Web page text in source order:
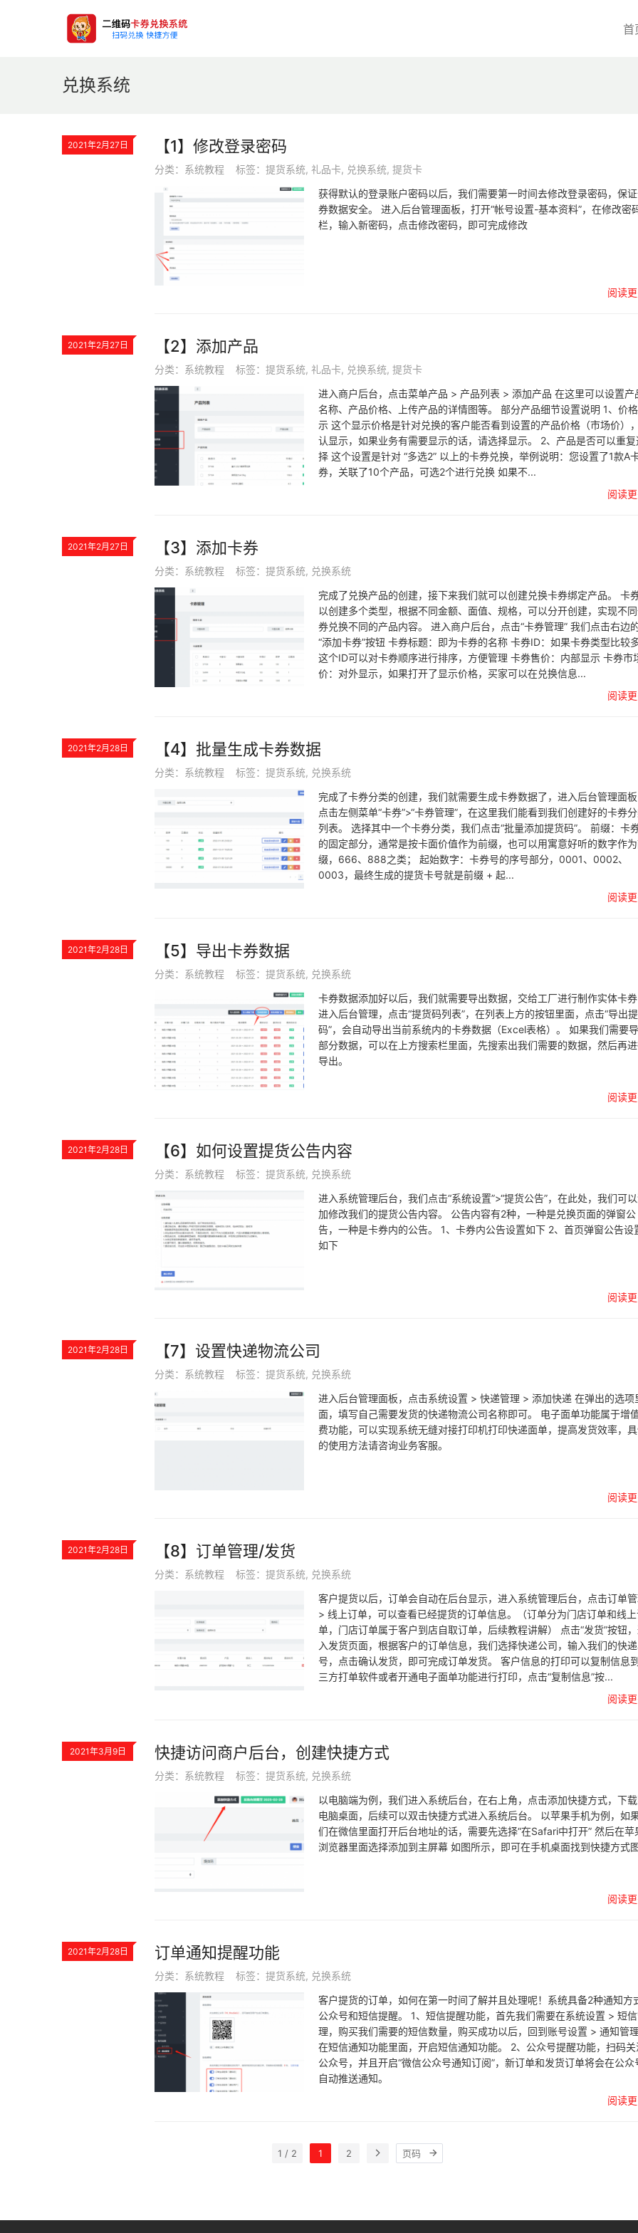
首
兑换系统
2021年2月27日 【1】修改登录密码
分类： 系统教程 标签： 提货系统, 礼品卡, 兑换系统, 提货卡
获得默认的登录账户密码以后，我们需要第一时间去修改登录密码，保
券数据安全。 进入后台管理面板，打开“帐号设置-基本资料”，在修改密
栏，输入新密码，点击修改密码，即可完成修改
阅读
2021年2月27日 【2】添加产品
分类： 系统教程 标签： 提货系统, 礼品卡, 兑换系统, 提货卡
进入商户后台，点击菜单产品 > 产品列表 > 添加产品 在这里可以设置产
名称、产品价格、上传产品的详情图等。 部分产品细节设置说明 1、价
示 这个显示价格是针对兑换的客户能否看到设置的产品价格（市场价）
认显示，如果业务有需要显示的话，请选择显示。 2、产品是否可以重复
择 这个设置是针对 “多选2” 以上的卡券兑换，举例说明：您设置了1款A
券，关联了10个产品，可选2个进行兑换 如果不...
阅读
2021年2月27日 【3】添加卡券
分类： 系统教程 标签： 提货系统, 兑换系统
完成了兑换产品的创建，接下来我们就可以创建兑换卡券绑定产品。 卡
以创建多个类型，根据不同金额、面值、规格，可以分开创建，实现不
券兑换不同的产品内容。 进入商户后台，点击“卡券管理” 我们点击右边
“添加卡券”按钮 卡券标题：即为卡券的名称 卡券ID：如果卡券类型比较多
这个ID可以对卡券顺序进行排序，方便管理 卡券售价：内部显示 卡券市
价：对外显示，如果打开了显示价格，买家可以在兑换信息...
阅读
2021年2月28日 【4】批量生成卡券数据
分类： 系统教程 标签： 提货系统, 兑换系统
完成了卡券分类的创建，我们就需要生成卡券数据了，进入后台管理面板
点击左侧菜单“卡券”>“卡券管理”，在这里我们能看到我们创建好的卡券
列表。 选择其中一个卡券分类，我们点击“批量添加提货码”。 前缀：卡
的固定部分，通常是按卡面价值作为前缀，也可以用寓意好听的数字作
缀，666、888之类； 起始数字：卡券号的序号部分，0001、0002、
0003，最终生成的提货卡号就是前缀 + 起...
阅读
2021年2月28日 【5】导出卡券数据
分类： 系统教程 标签： 提货系统, 兑换系统
卡券数据添加好以后，我们就需要导出数据，交给工厂进行制作实体卡券
进入后台管理，点击“提货码列表”，在列表上方的按钮里面，点击“导出
码”，会自动导出当前系统内的卡券数据（Excel表格）。 如果我们需要
部分数据，可以在上方搜索栏里面，先搜索出我们需要的数据，然后再
导出。
阅读
2021年2月28日 【6】如何设置提货公告内容
分类： 系统教程 标签： 提货系统, 兑换系统
进入系统管理后台，我们点击“系统设置”>“提货公告”，在此处，我们可
加修改我们的提货公告内容。 公告内容有2种，一种是兑换页面的弹窗公
告，一种是卡券内的公告。 1、卡券内公告设置如下 2、首页弹窗公告设
如下
阅读
2021年2月28日 【7】设置快递物流公司
分类： 系统教程 标签： 提货系统, 兑换系统
进入后台管理面板，点击系统设置 > 快递管理 > 添加快递 在弹出的选项
面，填写自己需要发货的快递物流公司名称即可。 电子面单功能属于增
费功能，可以实现系统无缝对接打印机打印快递面单，提高发货效率，
的使用方法请咨询业务客服。
阅读
2021年2月28日 【8】订单管理/发货
分类： 系统教程 标签： 提货系统, 兑换系统
客户提货以后，订单会自动在后台显示，进入系统管理后台，点击订单
> 线上订单，可以查看已经提货的订单信息。（订单分为门店订单和线
单，门店订单属于客户到店自取订单，后续教程讲解） 点击“发货”按钮
入发货页面，根据客户的订单信息，我们选择快递公司，输入我们的快
号，点击确认发货，即可完成订单发货。 客户信息的打印可以复制信息
三方打单软件或者开通电子面单功能进行打印，点击“复制信息”按...
阅读
2021年3月9日 快捷访问商户后台，创建快捷方式
分类： 系统教程 标签： 提货系统, 兑换系统
以电脑端为例，我们进入系统后台，在右上角，点击添加快捷方式，下
电脑桌面，后续可以双击快捷方式进入系统后台。 以苹果手机为例，如
们在微信里面打开后台地址的话，需要先选择“在Safari中打开” 然后在苹
浏览器里面选择添加到主屏幕 如图所示，即可在手机桌面找到快捷方式
阅读
2021年2月28日 订单通知提醒功能
分类： 系统教程 标签： 提货系统, 兑换系统
客户提货的订单，如何在第一时间了解并且处理呢！系统具备2种通知方
公众号和短信提醒。 1、短信提醒功能，首先我们需要在系统设置 > 短
理，购买我们需要的短信数量，购买成功以后，回到账号设置 > 通知管理
在短信通知功能里面，开启短信通知功能。 2、公众号提醒功能，扫码关
公众号，并且开启“微信公众号通知订阅”，新订单和发货订单将会在公众
自动推送通知。
阅读
1 / 2 1 2